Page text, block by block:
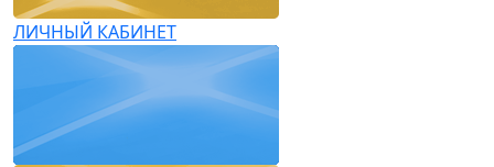
ЛИЧНЫЙ КАБИНЕТ